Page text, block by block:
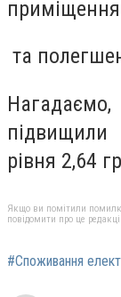
та
підвищили
рівня 2,64
Якщо ви помітили
повідомити про це
#Споживання